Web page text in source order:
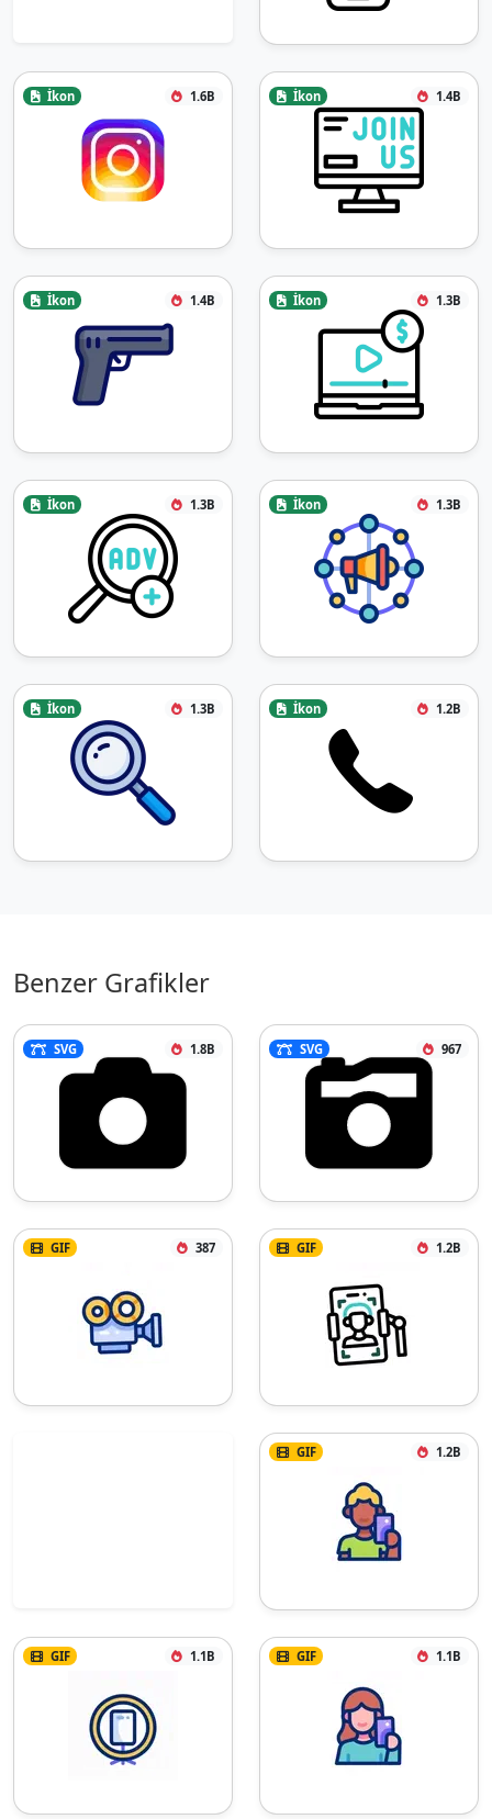
İkon 1.6B İkon 1.4B
İkon 1.4B İkon 1.3B
İkon 1.3B İkon 1.3B
İkon 1.3B İkon 1.2B
Benzer Grafikler
SVG 1.8B SVG 967
GIF 387 GIF 1.2B
GIF 1.2B
GIF 1.1B GIF 1.1B